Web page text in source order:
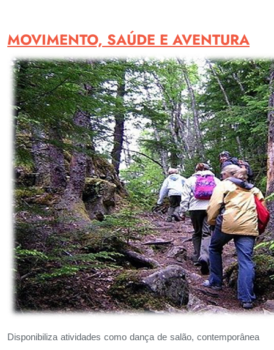
MOVIMENTO, SAÚDE E AVENTURA
Disponibiliza atividades como dança de salão, contemporânea